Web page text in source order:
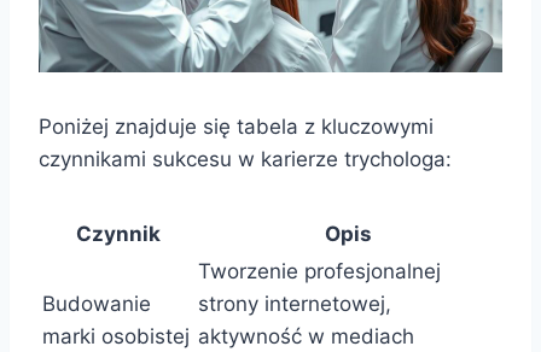
Poniżej znajduje się tabela z kluczowymi
czynnikami sukcesu w karierze trychologa:
Czynnik Opis
Budowanie
marki osobistej
Tworzenie profesjonalnej
strony internetowej,
aktywność w mediach